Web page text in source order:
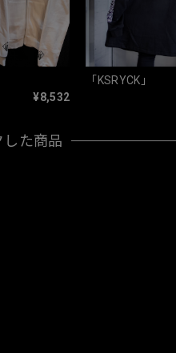
¥8,532
「KSRYCK」
した商品